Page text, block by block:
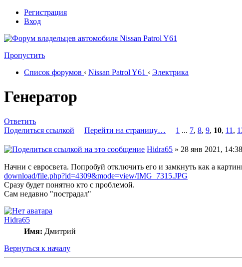
Регистрация
Вход
Пропустить
Список форумов ‹ Nissan Patrol Y61 ‹ Электрика
Генератор
Ответить
Поделиться ссылкой
Перейти на страницу… 1 ... 7, 8, 9, 10, 11 ,
Hidra65 » 28 янв 2021, 14:38
Начни с евросвета. Попробуй отключить его и замкнуть как а
download/file.php?id=4309&mode=view/IMG_7315.JPG
Сразу будет понятно кто с проблемой.
Сам недавно "пострадал"
Hidra65
Имя: Дмитрий
Вернуться к началу